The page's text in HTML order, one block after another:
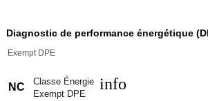
Diagnostic de performance énergétique
Exempt DPE
NC
Classe Énergie
Exempt DPE
info